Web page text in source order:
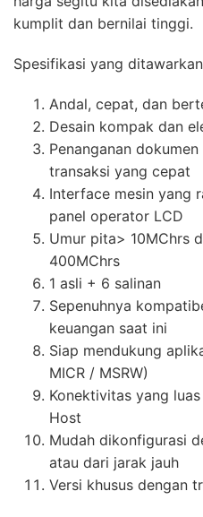
kumplit dan bernilai tinggi.
Spesifikasi yang
Andal, cepat, dan
Desain kompak dan
Penanganan
transaksi yang cepat
Interface mesin yang
panel operator LCD
Umur pita> 10MChrs
400MChrs
1 asli + 6 salinan
Sepenuhnya
keuangan saat ini
Siap mendukung
MICR / MSRW)
Konektivitas yang
Host
Mudah dikonfigurasi
atau dari jarak jauh
Versi khusus dengan